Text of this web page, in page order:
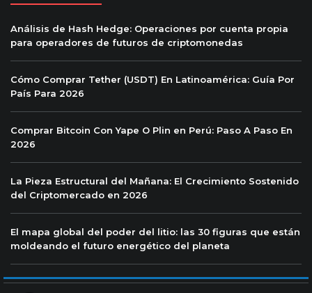
Análisis de Hash Hedge: Operaciones por cuenta propia
para operadores de futuros de criptomonedas
Cómo Comprar Tether (USDT) En Latinoamérica: Guía Por
País Para 2026
Comprar Bitcoin Con Yape O Plin en Perú: Paso A Paso En
2026
La Pieza Estructural del Mañana: El Crecimiento Sostenido
del Criptomercado en 2026
El mapa global del poder del litio: las 30 figuras que están
moldeando el futuro energético del planeta